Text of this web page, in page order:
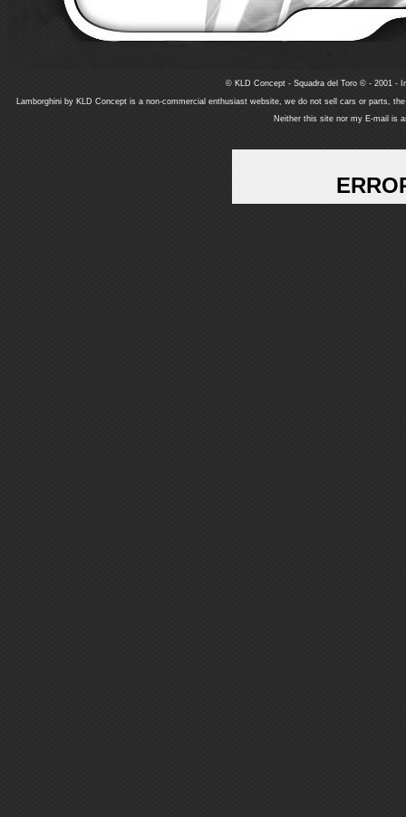
© KLD Concept - Squadra del Toro © - 2001 -
Lamborghini by KLD Concept is a non-commercial enthusiast website, we do not sell cars or parts,
Neither this site nor my E-mail is